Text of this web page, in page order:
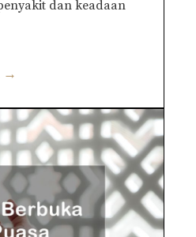
dan keadaan
→